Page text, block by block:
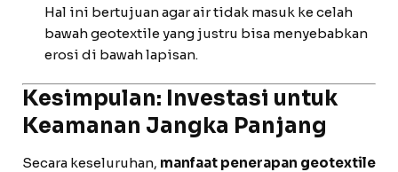
Hal ini bertujuan agar air tidak masuk ke celah
bawah geotextile yang justru bisa menyebabkan
erosi di bawah lapisan.
Kesimpulan: Investasi untuk
Keamanan Jangka Panjang
Secara keseluruhan, manfaat penerapan geotextile